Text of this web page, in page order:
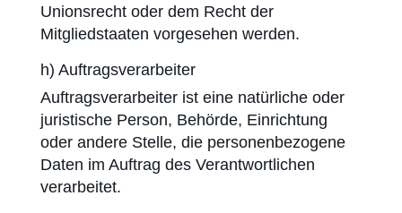
Unionsrecht oder dem Recht der
Mitgliedstaaten vorgesehen werden.
h) Auftragsverarbeiter
Auftragsverarbeiter ist eine natürliche oder
juristische Person, Behörde, Einrichtung
oder andere Stelle, die personenbezogene
Daten im Auftrag des Verantwortlichen
verarbeitet.